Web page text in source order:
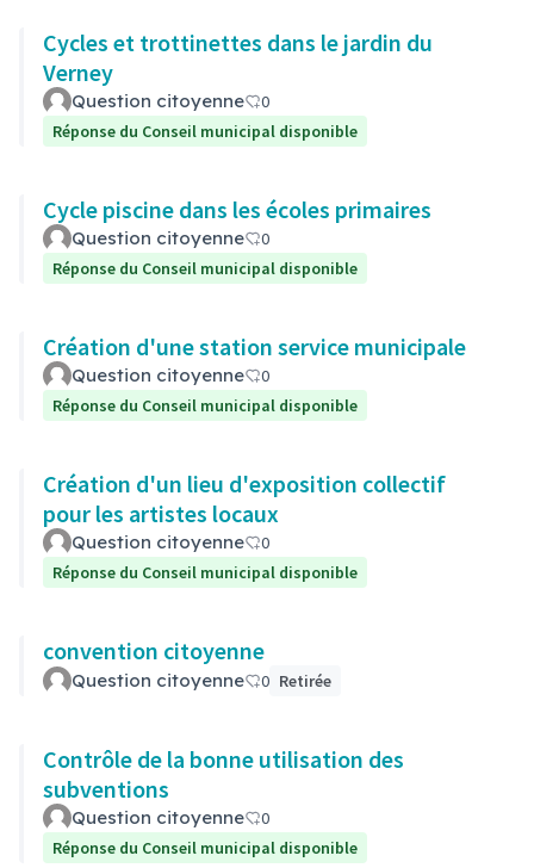
Cycles et trottinettes dans le jardin du
Verney
Question citoyenne
0
Réponse du Conseil municipal disponible
Cycle piscine dans les écoles primaires
Question citoyenne
0
Réponse du Conseil municipal disponible
Création d'une station service municipale
Question citoyenne
0
Réponse du Conseil municipal disponible
Création d'un lieu d'exposition collectif
pour les artistes locaux
Question citoyenne
0
Réponse du Conseil municipal disponible
convention citoyenne
Question citoyenne 0 Retirée
Contrôle de la bonne utilisation des
subventions
Question citoyenne
0
Réponse du Conseil municipal disponible